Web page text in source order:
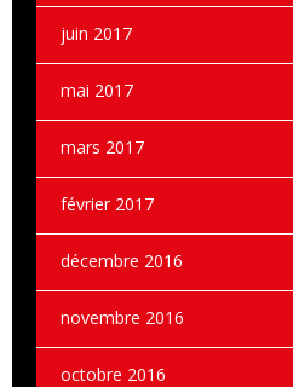
juin 2017
mai 2017
mars 2017
février 2017
décembre 2016
novembre 2016
octobre 2016